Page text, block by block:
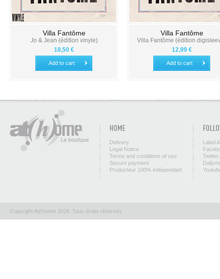
Villa Fantôme
Jo & Jean (édition vinyle)
18,50 €
Add to cart
Villa Fantôme
Villa Fantôme (édition
12,99 €
Add to cart
HOME
Delivery
Legal Notice
Terms and conditions of use
Secure payment
Producteur 100% indépendant
Label
Twitter
Copyright At(h)ome 2026. Tous droits réservés